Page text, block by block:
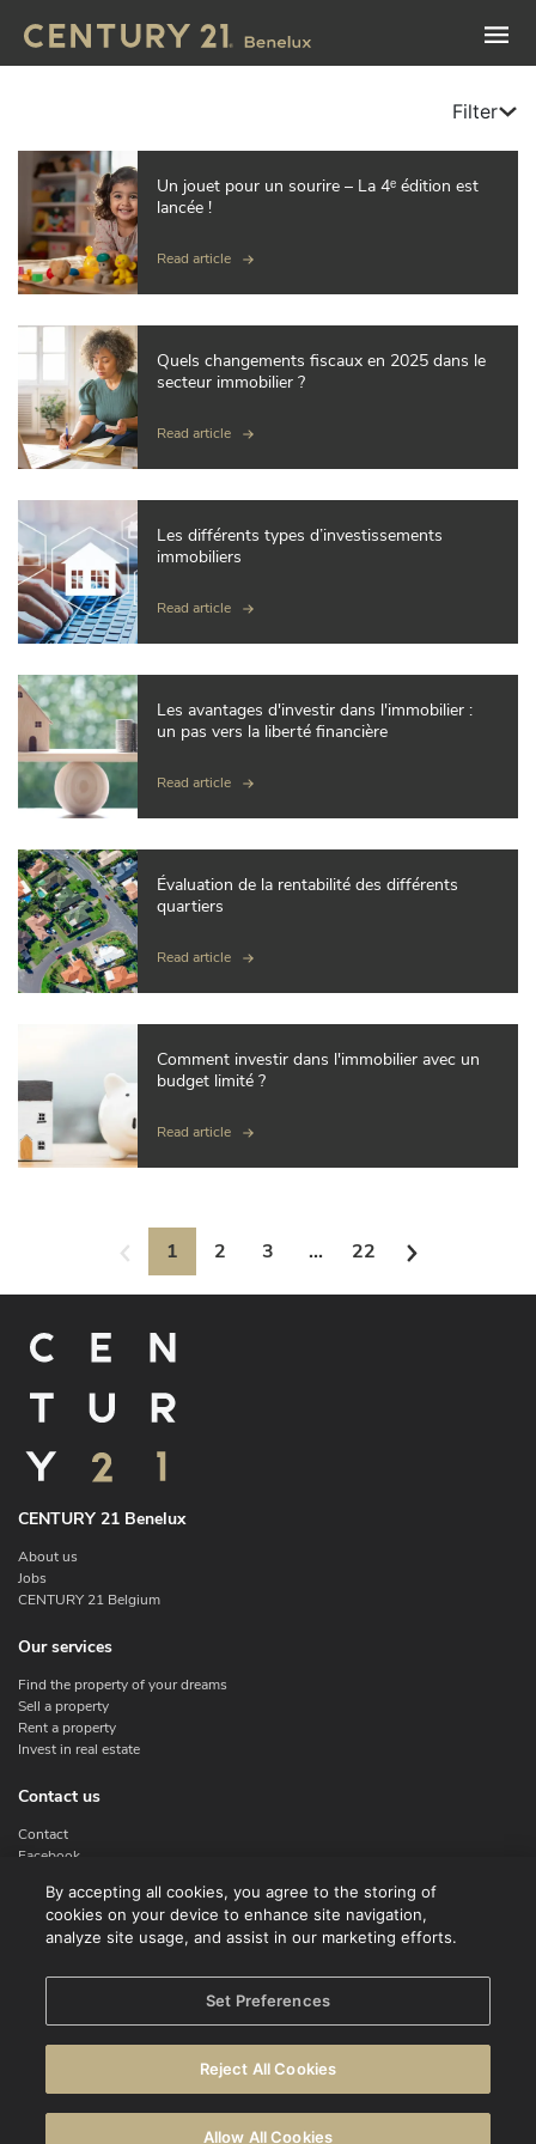
Filter
Un jouet pour un sourire – La 4ᵉ édition est
lancée !
Read article
Quels changements fiscaux en 2025 dans le
secteur immobilier ?
Read article
Les différents types d’investissements
immobiliers
Read article
Les avantages d'investir dans l'immobilier :
un pas vers la liberté financière
Read article
Évaluation de la rentabilité des différents
quartiers
Read article
Comment investir dans l'immobilier avec un
budget limité ?
Read article
1 2 3 ... 22
CENTURY 21 Benelux
About us
Jobs
CENTURY 21 Belgium
Our services
Find the property of your dreams
Sell a property
Rent a property
Invest in real estate
Contact us
Contact
Facebook
Linkedin
Terms of use
Privacy policy
Cookie Policy
By accepting all cookies, you agree to the storing of
cookies on your device to enhance site navigation,
analyze site usage, and assist in our marketing efforts.
Set Preferences
Reject All Cookies
Allow All Cookies